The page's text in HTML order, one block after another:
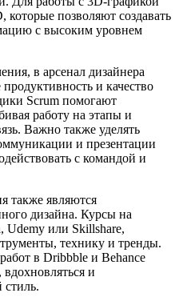
позволяют создавать
с высоким уровнем
в арсенал дизайнера
и качество
Scrum помогают
работу на этапы и
Важно также уделять
и презентации
с командой и
также являются
дизайна. Курсы на
Udemy или Skillshare,
технику и тренды.
в Dribbble и Behance
и
стиль.